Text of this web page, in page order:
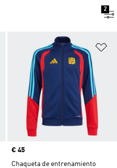
2
Añadir a la lista de deseos
Precio
€ 45
Chaqueta de entrenamiento